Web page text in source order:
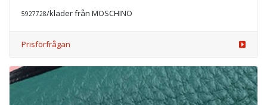
5927728/kläder från MOSCHINO
Prisförfrågan